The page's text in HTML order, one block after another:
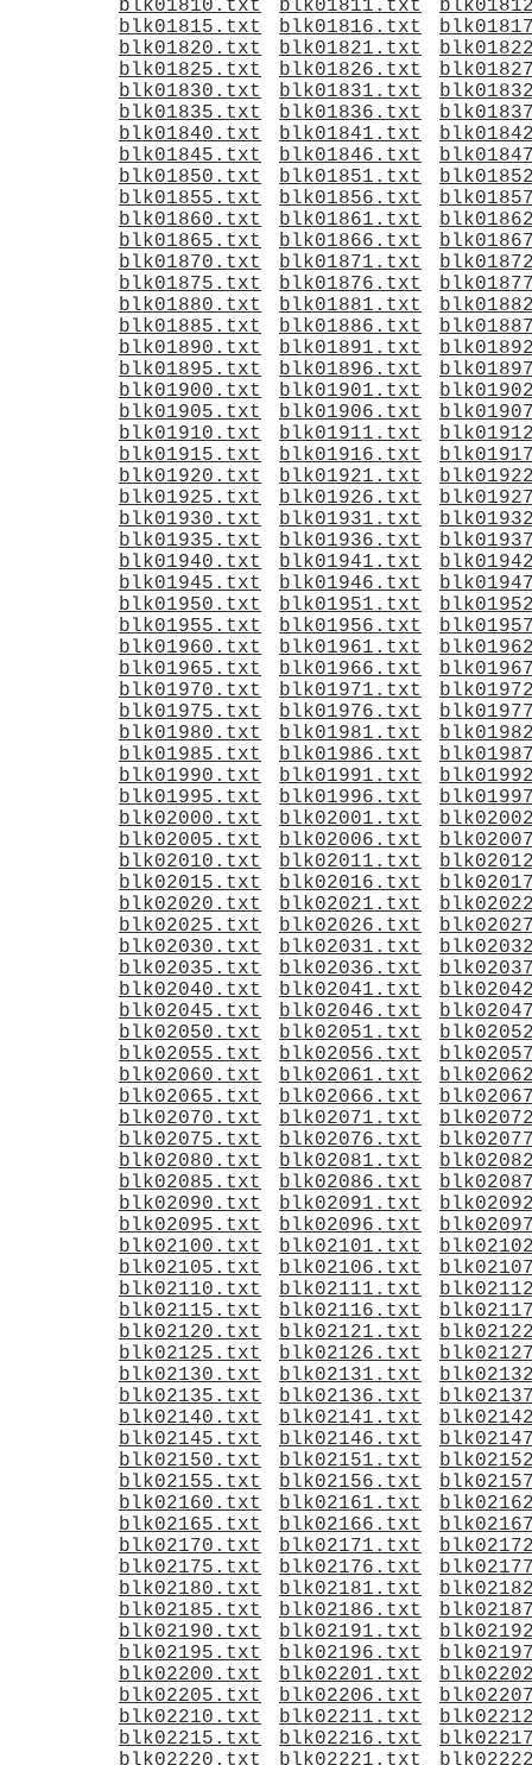
blk01810.txt blk01811.txt
blk01815.txt
blk01816.txt
blk01820.txt
blk01821.txt
blk01825.txt
blk01826.txt
blk01830.txt
blk01831.txt
blk01835.txt
blk01836.txt
blk01840.txt
blk01841.txt
blk01845.txt
blk01846.txt
blk01850.txt
blk01851.txt
blk01855.txt
blk01856.txt
blk01860.txt
blk01861.txt
blk01865.txt
blk01866.txt
blk01870.txt
blk01871.txt
blk01875.txt
blk01876.txt
blk01880.txt
blk01881.txt
blk01885.txt
blk01886.txt
blk01890.txt
blk01891.txt
blk01895.txt
blk01896.txt
blk01900.txt
blk01901.txt
blk01905.txt
blk01906.txt
blk01910.txt
blk01911.txt
blk01915.txt
blk01916.txt
blk01920.txt
blk01921.txt
blk01925.txt
blk01926.txt
blk01930.txt
blk01931.txt
blk01935.txt
blk01936.txt
blk01940.txt
blk01941.txt
blk01945.txt
blk01946.txt
blk01950.txt
blk01951.txt
blk01955.txt
blk01956.txt
blk01960.txt
blk01961.txt
blk01965.txt
blk01966.txt
blk01970.txt
blk01971.txt
blk01975.txt
blk01976.txt
blk01980.txt
blk01981.txt
blk01985.txt
blk01986.txt
blk01990.txt
blk01991.txt
blk01995.txt
blk01996.txt
blk02000.txt
blk02001.txt
blk02005.txt
blk02006.txt
blk02010.txt
blk02011.txt
blk02015.txt
blk02016.txt
blk02020.txt
blk02021.txt
blk02025.txt
blk02026.txt
blk02030.txt
blk02031.txt
blk02035.txt
blk02036.txt
blk02040.txt
blk02041.txt
blk02045.txt
blk02046.txt
blk02050.txt
blk02051.txt
blk02055.txt
blk02056.txt
blk02060.txt
blk02061.txt
blk02065.txt
blk02066.txt
blk02070.txt
blk02071.txt
blk02075.txt
blk02076.txt
blk02080.txt
blk02081.txt
blk02085.txt
blk02086.txt
blk02090.txt
blk02091.txt
blk02095.txt
blk02096.txt
blk02100.txt
blk02101.txt
blk02105.txt
blk02106.txt
blk02110.txt
blk02111.txt
blk02115.txt
blk02116.txt
blk02120.txt
blk02121.txt
blk02125.txt
blk02126.txt
blk02130.txt
blk02131.txt
blk02135.txt
blk02136.txt
blk02140.txt
blk02141.txt
blk02145.txt
blk02146.txt
blk02150.txt
blk02151.txt
blk02155.txt
blk02156.txt
blk02160.txt
blk02161.txt
blk02165.txt
blk02166.txt
blk02170.txt
blk02171.txt
blk02175.txt
blk02176.txt
blk02180.txt
blk02181.txt
blk02185.txt
blk02186.txt
blk02190.txt
blk02191.txt
blk02195.txt
blk02196.txt
blk02200.txt
blk02201.txt
blk02205.txt
blk02206.txt
blk02210.txt
blk02211.txt
blk02215.txt
blk02216.txt
blk02220.txt
blk02221.txt